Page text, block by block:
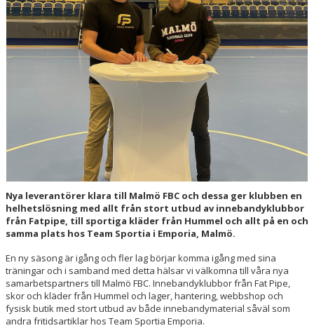
HALL OF FAME
Nya leverantörer klara till Malmö FBC och dessa ger klubben en
helhetslösning med allt från stort utbud av innebandyklubbor
från Fatpipe, till sportiga kläder från Hummel och allt på en och
samma plats hos Team Sportia i Emporia, Malmö.
En ny säsong är igång och fler lag börjar komma igång med sina
träningar och i samband med detta hälsar vi välkomna till våra nya
samarbetspartners till Malmö FBC. Innebandyklubbor från Fat Pipe,
skor och kläder från Hummel och lager, hantering, webbshop och
fysisk butik med stort utbud av både innebandymaterial såväl som
andra fritidsartiklar hos Team Sportia Emporia.